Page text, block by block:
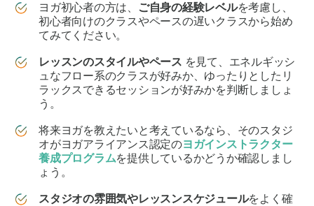
ヨガ初心者の方は、
ご自身の経験レベルを考慮し、
初心者向けのクラスやペースの遅いクラスから始め
てみてください。
レッスンのスタイルやペース を見て、エネルギッシ
ュなフロー系のクラスが好みか、ゆったりとしたリ
ラックスできるセッションが好みかを判断しましょ
う。
将来ヨガを教えたいと考えているなら、そのスタジ
オがヨガアライアンス認定のヨガインストラクター
養成プログラムを提供しているかどうか確認しまし
ょう。
スタジオの雰囲気やレッスンスケジュールをよく確